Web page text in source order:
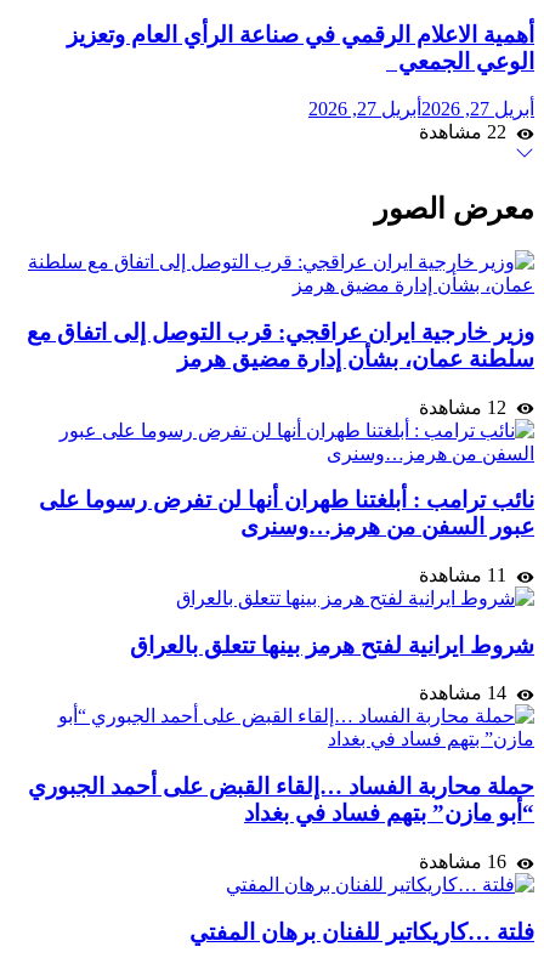
أهمية الاعلام الرقمي في صناعة الرأي العام وتعزيز
الوعي الجمعي
أبريل 27, 2026
أبريل 27, 2026
معرض الصور
وزير خارجية ايران عراقجي: قرب التوصل إلى اتفاق مع
سلطنة عمان، بشأن إدارة مضيق هرمز
نائب ترامب : أبلغتنا طهران أنها لن تفرض رسوما على
عبور السفن من هرمز…وسنرى
شروط ايرانية لفتح هرمز بينها تتعلق بالعراق
حملة محاربة الفساد …إلقاء القبض على أحمد الجبوري
“أبو مازن” بتهم فساد في بغداد
فلتة …كاريكاتير للفنان برهان المفتي